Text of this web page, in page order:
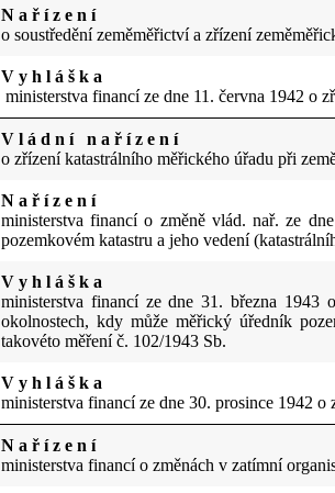
N a ř í z e n í
o soustředění zeměměřictví a zřízení
V y h l á š k a
ministerstva financí ze dne 11. června 1942 o
V l á d n í n a ř í z e n í
o zřízení katastrálního měřického úřadu při
N a ř í z e n í
ministerstva financí o změně vlád. nař. ze
pozemkovém katastru a jeho vedení
V y h l á š k a
ministerstva financí ze dne 31. března 1943
okolnostech, kdy může měřický úředník
takovéto měření č. 102/1943 Sb.
V y h l á š k a
ministerstva financí ze dne 30. prosince 1942
N a ř í z e n í
ministerstva financí o změnách v zatímní